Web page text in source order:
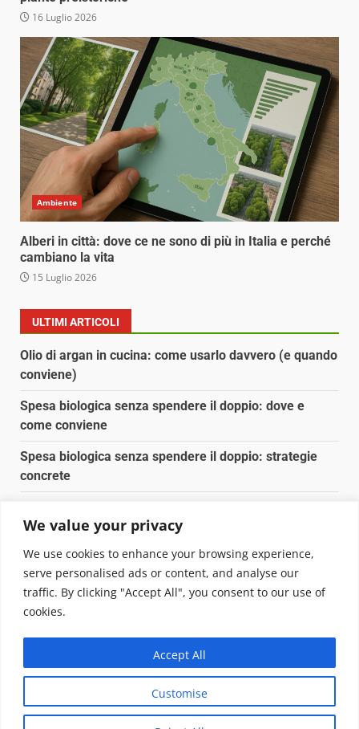
We value your privacy
We use cookies to enhance your browsing experience,
serve personalised ads or content, and analyse our
traffic. By clicking "Accept All", you consent to our use of
cookies.
Customise
Accept All
16 Luglio 2026
Ambiente
Alberi in città: dove ce ne sono di più in Italia e perché
cambiano la vita
15 Luglio 2026
ULTIMI ARTICOLI
Olio di argan in cucina: come usarlo davvero (e quando
conviene)
Spesa biologica senza spendere il doppio: dove e
come conviene
Spesa biologica senza spendere il doppio: strategie
concrete
Pulizia naturale della casa: 3 ingredienti che
sostituiscono 10 prodotti chimici
Copyright © 2025 Biopianeta.it proprietà di Jws Media
Questo blog non è una testata giornalistica, in quanto
viene aggiornato senza alcuna periodicità. Non può
pertanto considerarsi un prodotto editoriale ai sensi
della legge n. 62 del 07.03.2001|DarkNewsvon AF
themes.